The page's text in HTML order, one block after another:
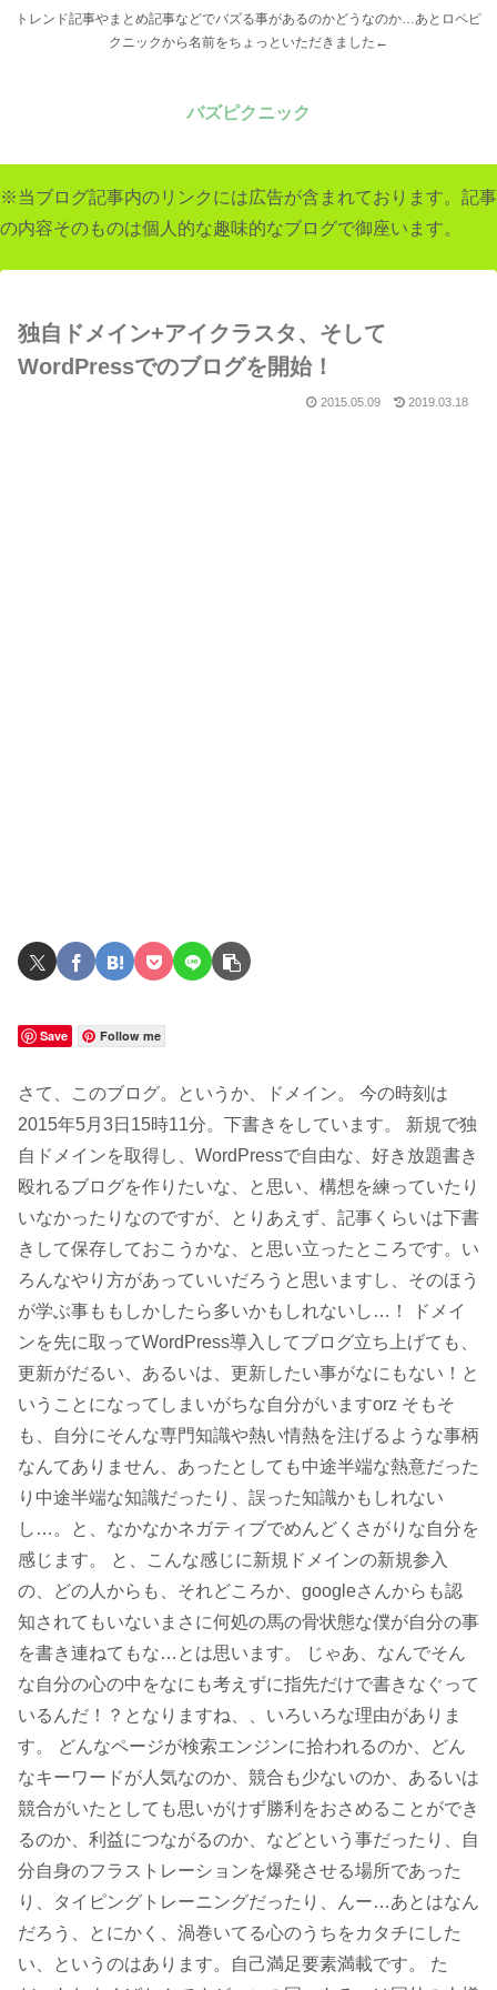
トレンド記事やまとめ記事などでバズる事があるのかどうなのか…あとロペピ
クニックから名前をちょっといただきました←
バズピクニック
※当ブログ記事内のリンクには広告が含まれております。記事
の内容そのものは個人的な趣味的なブログで御座います。
独自ドメイン+アイクラスタ、そして
WordPressでのブログを開始！
2015.05.09 2019.03.18
Save Follow me
さて、このブログ。というか、ドメイン。 今の時刻は
2015年5月3日15時11分。下書きをしています。 新規で独
自ドメインを取得し、WordPressで自由な、好き放題書き
殴れるブログを作りたいな、と思い、構想を練っていたり
いなかったりなのですが、とりあえず、記事くらいは下書
きして保存しておこうかな、と思い立ったところです。い
ろんなやり方があっていいだろうと思いますし、そのほう
が学ぶ事ももしかしたら多いかもしれないし…！ ドメイ
ンを先に取ってWordPress導入してブログ立ち上げても、
更新がだるい、あるいは、更新したい事がなにもない！と
いうことになってしまいがちな自分がいますorz そもそ
も、自分にそんな専門知識や熱い情熱を注げるような事柄
なんてありません、あったとしても中途半端な熱意だった
り中途半端な知識だったり、誤った知識かもしれない
し…。と、なかなかネガティブでめんどくさがりな自分を
感じます。 と、こんな感じに新規ドメインの新規参入
の、どの人からも、それどころか、googleさんからも認
知されてもいないまさに何処の馬の骨状態な僕が自分の事
を書き連ねてもな…とは思います。 じゃあ、なんでそん
な自分の心の中をなにも考えずに指先だけで書きなぐって
いるんだ！？となりますね、、いろいろな理由がありま
す。 どんなページが検索エンジンに拾われるのか、どん
なキーワードが人気なのか、競合も少ないのか、あるいは
競合がいたとしても思いがけず勝利をおさめることができ
るのか、利益につながるのか、などという事だったり、自
分自身のフラストレーションを爆発させる場所であった
り、タイピングトレーニングだったり、んー…あとはなん
だろう、とにかく、渦巻いてる心のうちをカタチにした
い、というのはあります。自己満足要素満載です。 た